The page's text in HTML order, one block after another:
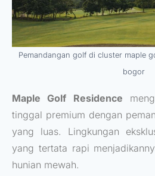
Pemandangan golf di cluster maple
bogor
Maple Golf Residence
tinggal premium dengan
yang luas. Lingkungan
yang tertata rapi
hunian mewah.